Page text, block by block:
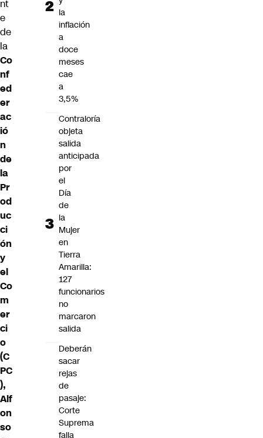
nt
e
de
la
Co
nf
ed
er
ac
ió
n
de
la
Pr
od
uc
ci
ón
y
el
Co
m
er
ci
o
(C
PC
),
Alf
on
so
la
inflación
a
doce
meses
cae
a
3,5%
Contraloría
objeta
salida
anticipada
por
el
Día
de
la
Mujer
en
Tierra
Amarilla:
127
funcionarios
no
marcaron
salida
Deberán
sacar
rejas
de
pasaje:
Corte
Suprema
falla